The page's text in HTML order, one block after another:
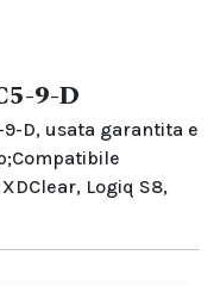
9-D
9-D, usata garantita e
Logiq S8,